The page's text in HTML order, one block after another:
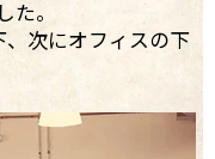
。
次にオフィスの下